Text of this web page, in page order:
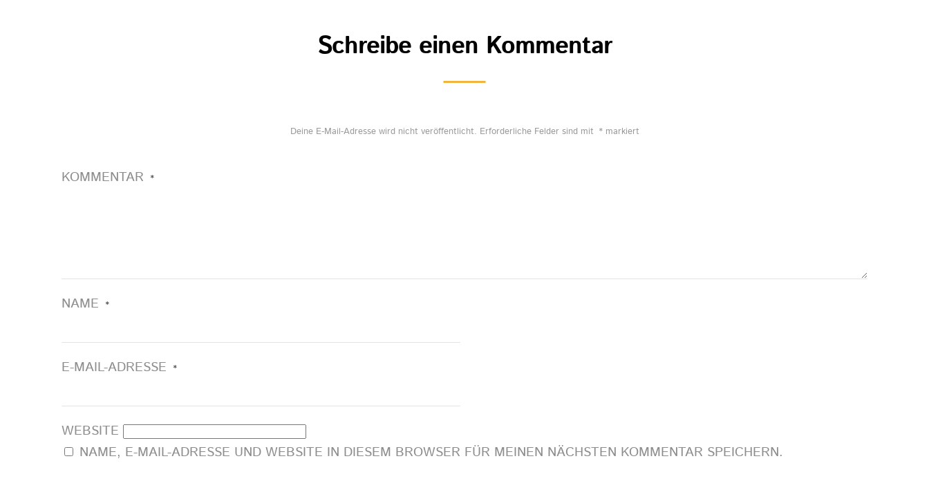
Schreibe einen Kommentar
Deine E-Mail-Adresse wird nicht veröffentlicht. Erforderliche Felder sind mit *markiert
KOMMENTAR *
NAME *
E-MAIL-ADRESSE *
WEBSITE
NAME, E-MAIL-ADRESSE UND WEBSITE IN DIESEM BROWSER FÜR MEINEN NÄCHSTEN KOMMENTAR SPEICHERN.